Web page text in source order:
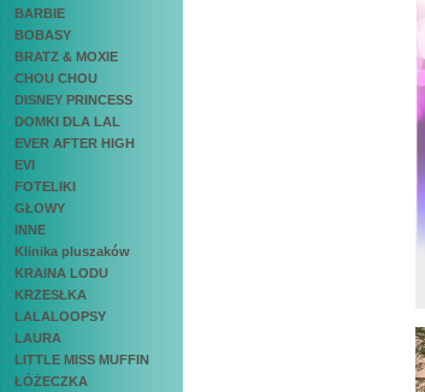
BARBIE
BOBASY
BRATZ & MOXIE
CHOU CHOU
DISNEY PRINCESS
DOMKI DLA LAL
EVER AFTER HIGH
EVI
FOTELIKI
GŁOWY
INNE
Klinika pluszaków
KRAINA LODU
KRZESŁKA
LALALOOPSY
LAURA
LITTLE MISS MUFFIN
ŁÓŻECZKA